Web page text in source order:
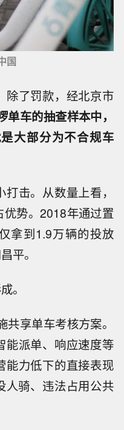
国
除了罚款，经北京市
车的抽查样本中，
大部分为不合规车
击。从数量上看，
势。2018年通过置
拿到1.9万辆的投放
平。
。
享单车考核方案。
能派单、响应速度等
能力低下的直接表现
骑、违法占用公共